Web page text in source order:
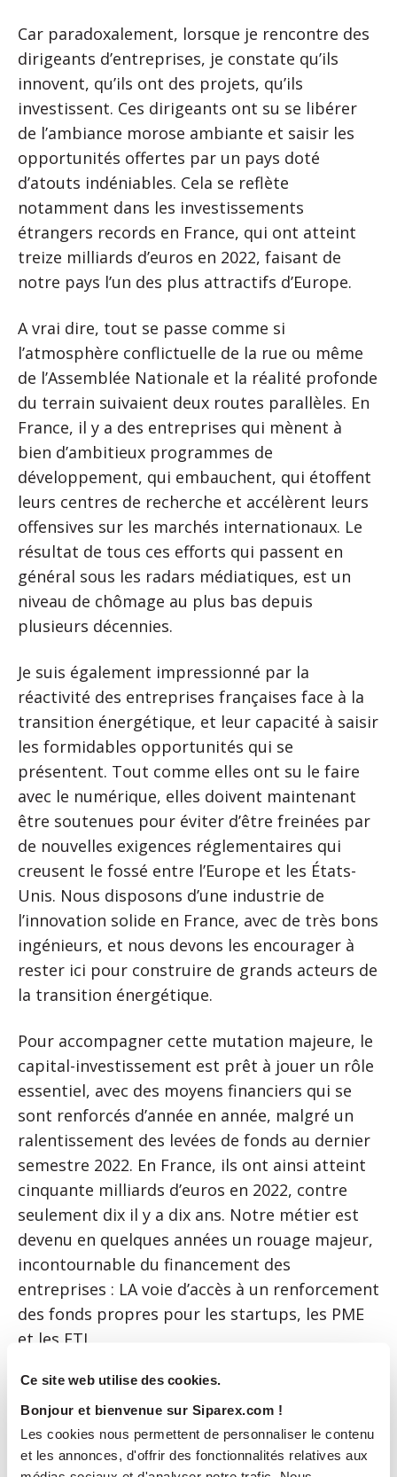
Ce site web utilise des cookies.
Bonjour et bienvenue sur Siparex.com !
Les cookies nous permettent de personnaliser le contenu
et les annonces, d'offrir des fonctionnalités relatives aux
Car paradoxalement, lorsque je rencontre des
dirigeants d’entreprises, je constate qu’ils
innovent, qu’ils ont des projets, qu’ils
investissent. Ces dirigeants ont su se libérer
de l’ambiance morose ambiante et saisir les
opportunités offertes par un pays doté
d’atouts indéniables. Cela se reflète
notamment dans les investissements
étrangers records en France, qui ont atteint
treize milliards d’euros en 2022, faisant de
notre pays l’un des plus attractifs d’Europe.
A vrai dire, tout se passe comme si
l’atmosphère conflictuelle de la rue ou même
de l’Assemblée Nationale et la réalité profonde
du terrain suivaient deux routes parallèles. En
France, il y a des entreprises qui mènent à
bien d’ambitieux programmes de
développement, qui embauchent, qui étoffent
leurs centres de recherche et accélèrent leurs
offensives sur les marchés internationaux. Le
résultat de tous ces efforts qui passent en
général sous les radars médiatiques, est un
niveau de chômage au plus bas depuis
plusieurs décennies.
Je suis également impressionné par la
réactivité des entreprises françaises face à la
transition énergétique, et leur capacité à saisir
les formidables opportunités qui se
présentent. Tout comme elles ont su le faire
avec le numérique, elles doivent maintenant
être soutenues pour éviter d’être freinées par
de nouvelles exigences réglementaires qui
creusent le fossé entre l’Europe et les États-
Unis. Nous disposons d’une industrie de
l’innovation solide en France, avec de très bons
ingénieurs, et nous devons les encourager à
rester ici pour construire de grands acteurs de
la transition énergétique.
Pour accompagner cette mutation majeure, le
capital-investissement est prêt à jouer un rôle
essentiel, avec des moyens financiers qui se
sont renforcés d’année en année, malgré un
ralentissement des levées de fonds au dernier
semestre 2022. En France, ils ont ainsi atteint
cinquante milliards d’euros en 2022, contre
seulement dix il y a dix ans. Notre métier est
devenu en quelques années un rouage majeur,
incontournable du financement des
entreprises : LA voie d’accès à un renforcement
des fonds propres pour les startups, les PME
et les ETI.
Le capital investissement reste donc sur une
trajectoire porteuse. Siparex s’inscrit dans ce
mouvement. Par notre travail
d’accompagnement et de création de valeur,